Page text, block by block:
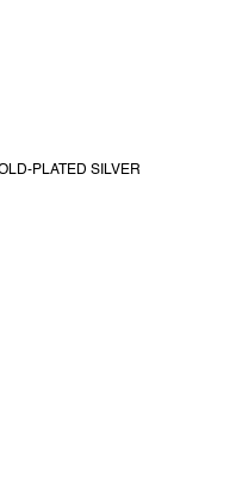
PLATED SILVER